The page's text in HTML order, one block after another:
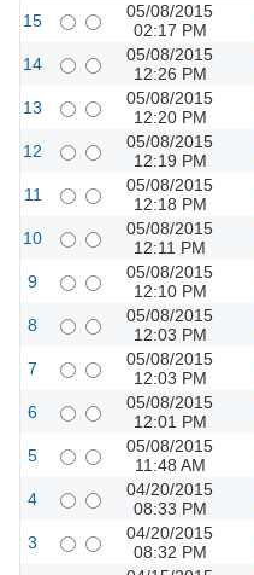
15
05/08/2015
02:17 PM
14
05/08/2015
12:26 PM
13
05/08/2015
12:20 PM
12
05/08/2015
12:19 PM
11
05/08/2015
12:18 PM
10
05/08/2015
12:11 PM
9
05/08/2015
12:10 PM
8
05/08/2015
12:03 PM
7
05/08/2015
12:03 PM
6
05/08/2015
12:01 PM
5
05/08/2015
11:48 AM
4
04/20/2015
08:33 PM
3
04/20/2015
08:32 PM